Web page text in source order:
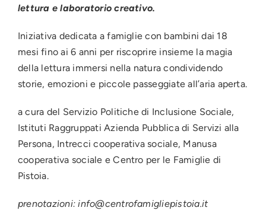
lettura e laboratorio creativo.
Iniziativa dedicata a famiglie con bambini dai 18
mesi fino ai 6 anni per riscoprire insieme la magia
della lettura immersi nella natura condividendo
storie, emozioni e piccole passeggiate all’aria aperta.
a cura del Servizio Politiche di Inclusione Sociale,
Istituti Raggruppati Azienda Pubblica di Servizi alla
Persona, Intrecci cooperativa sociale, Manusa
cooperativa sociale e Centro per le Famiglie di
Pistoia.
prenotazioni: info@centrofamigliepistoia.it